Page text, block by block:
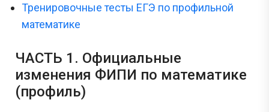
Тренировочные тесты ЕГЭ по профильной
математике
ЧАСТЬ 1. Официальные
изменения ФИПИ по математике
(профиль)